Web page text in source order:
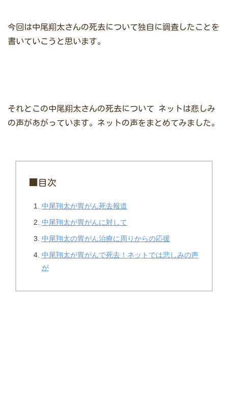
今回は中尾翔太さんの死去について独自に調査したことを
書いていこうと思います。
それとこの中尾翔太さんの死去について ネットは悲しみ
の声があがっています。ネットの声をまとめてみました。
■目次
中尾翔太が胃がん死去報道
中尾翔太が胃がんに対して
中尾翔太の胃がん治療に周りからの応援
中尾翔太が胃がんで死去！ネットでは悲しみの声
が